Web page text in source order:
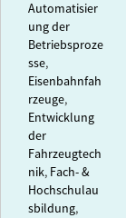
Automatisier
ung der
Betriebsproze
sse,
Eisenbahnfah
rzeuge,
Entwicklung
der
Fahrzeugtech
nik, Fach- &
Hochschulau
sbildung,